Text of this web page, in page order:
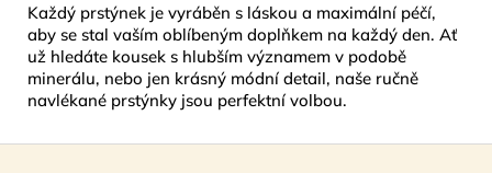
Každý prstýnek je vyráběn s láskou a maximální péčí,
aby se stal vaším oblíbeným doplňkem na každý den. Ať
už hledáte kousek s hlubším významem v podobě
minerálu, nebo jen krásný módní detail, naše ručně
navlékané prstýnky jsou perfektní volbou.